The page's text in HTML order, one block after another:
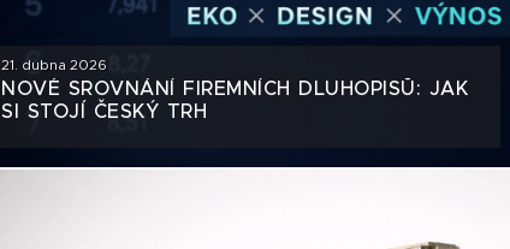
21. dubna 2026
NOVÉ SROVNÁNÍ FIREMNÍCH DLUHOPISŮ: JAK
SI STOJÍ ČESKÝ TRH